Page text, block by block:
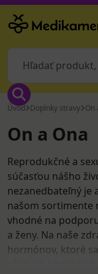
Úvod Doplnky stravy On
On a Ona
Reprodukčné a
súčasťou nášho
nezanedbateľný je
našom sortimente
vhodné na
a ženy. Na naše
hormónov, ktoré